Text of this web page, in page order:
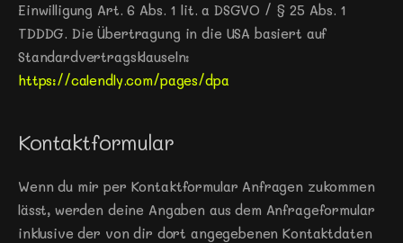
Einwilligung Art. 6 Abs. 1 lit. a DSGVO / § 25 Abs. 1
TDDDG. Die Übertragung in die USA basiert auf
https://calendly.com/pages/dpa
Kontaktformular
Wenn du mir per Kontaktformular Anfragen zukommen
lässt, werden deine Angaben aus dem Anfrageformular
inklusive der von dir dort angegebenen Kontaktdaten